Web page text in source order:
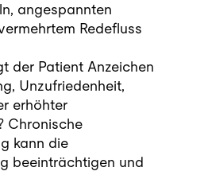
angespannten
Redefluss
der Patient Anzeichen
Unzufriedenheit,
erhöhter
Chronische
kann die
beeinträchtigen und